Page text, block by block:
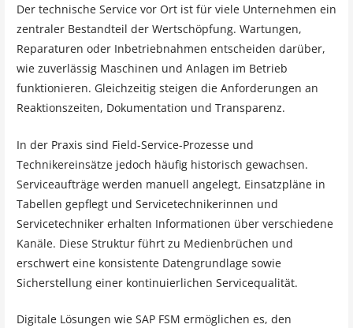
Der technische Service vor Ort ist für viele Unternehmen ein
zentraler Bestandteil der Wertschöpfung. Wartungen,
Reparaturen oder Inbetriebnahmen entscheiden darüber,
wie zuverlässig Maschinen und Anlagen im Betrieb
funktionieren. Gleichzeitig steigen die Anforderungen an
Reaktionszeiten, Dokumentation und Transparenz.
In der Praxis sind Field-Service-Prozesse und
Technikereinsätze jedoch häufig historisch gewachsen.
Serviceaufträge werden manuell angelegt, Einsatzpläne in
Tabellen gepflegt und Servicetechnikerinnen und
Servicetechniker erhalten Informationen über verschiedene
Kanäle. Diese Struktur führt zu Medienbrüchen und
erschwert eine konsistente Datengrundlage sowie
Sicherstellung einer kontinuierlichen Servicequalität.
Digitale Lösungen wie SAP FSM ermöglichen es, den